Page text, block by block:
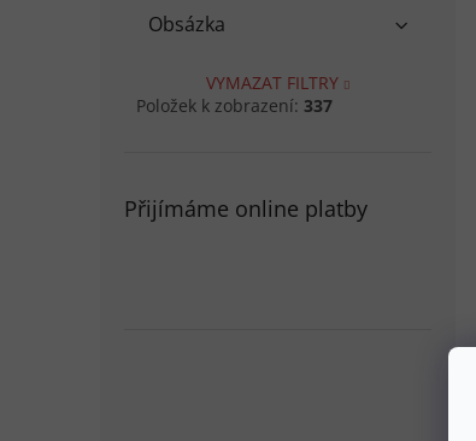
Obsázka
VYMAZAT FILTRY
Položek k zobrazení: 337
Přijímáme online platby